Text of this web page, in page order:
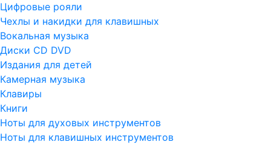
Цифровые рояли
Чехлы и накидки для клавишных
Вокальная музыка
Диски CD DVD
Издания для детей
Камерная музыка
Клавиры
Книги
Ноты для духовых инструментов
Ноты для клавишных инструментов